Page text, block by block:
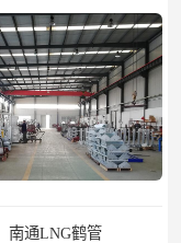
江苏LNG鹤管